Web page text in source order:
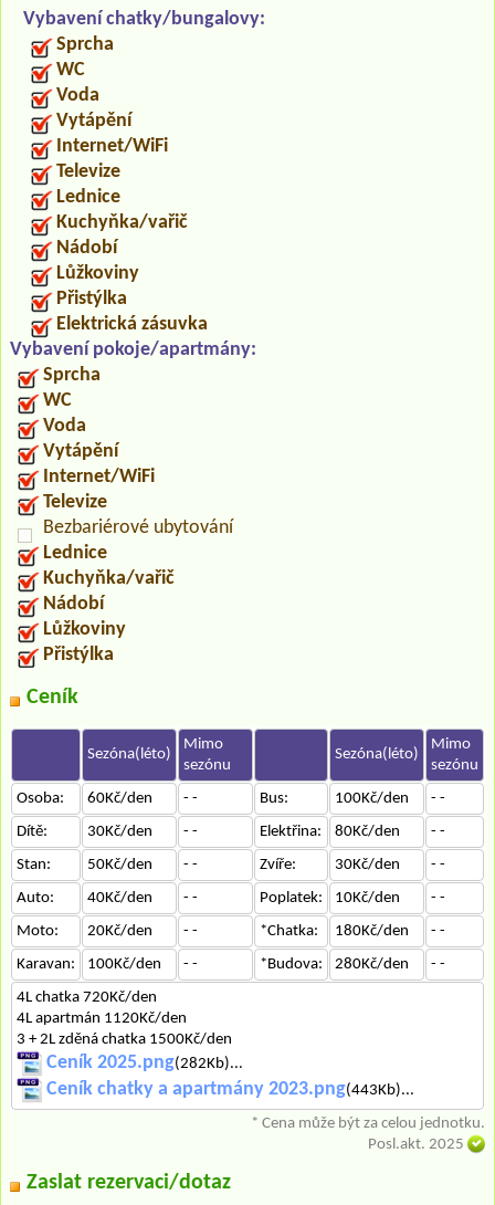
Vybavení chatky/bungalovy:
Sprcha
WC
Voda
Vytápění
Internet/WiFi
Televize
Lednice
Kuchyňka/vařič
Nádobí
Lůžkoviny
Přistýlka
Elektrická zásuvka
Vybavení pokoje/apartmány:
Sprcha
WC
Voda
Vytápění
Internet/WiFi
Televize
Bezbariérové ubytování
Lednice
Kuchyňka/vařič
Nádobí
Lůžkoviny
Přistýlka
Ceník
Sezóna(léto)
Mimo
sezónu
Sezóna(léto)
Mimo
sezónu
Osoba:
60Kč/den - - Bus: 100Kč/den
- -
Dítě:
30Kč/den - - Elektřina: 80Kč/den
- -
Stan:
50Kč/den - - Zvíře: 30Kč/den
- -
Auto:
40Kč/den - - Poplatek: 10Kč/den
- -
Moto:
20Kč/den - - *Chatka: 180Kč/den
- -
Karavan:
100Kč/den - - *Budova: 280Kč/den
- -
4L chatka 720Kč/den
4L apartmán 1120Kč/den
3 + 2L zděná chatka 1500Kč/den
Ceník 2025.png(282Kb)...
Ceník chatky a apartmány 2023.png(443Kb)...
* Cena může být za celou jednotku.
Posl.akt. 2025
Zaslat rezervaci/dotaz